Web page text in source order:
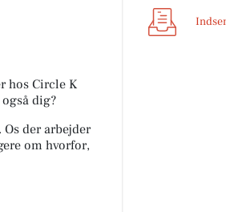
hos Circle K
dig?
der arbejder
om hvorfor,